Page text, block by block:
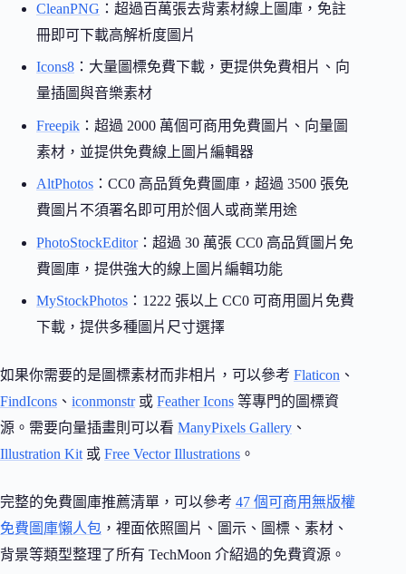
CleanPNG ：超過百萬張去背素材線上圖庫，免註
冊即可下載高解析度圖片
Icons8 ：大量圖標免費下載，更提供免費相片、向
量插圖與音樂素材
Freepik ：超過 2000 萬個可商用免費圖片、向量圖
素材，並提供免費線上圖片編輯器
AltPhotos ：CC0 高品質免費圖庫，超過 3500 張免
費圖片不須署名即可用於個人或商業用途
PhotoStockEditor：超過 30 萬張 CC0 高品質圖片免
費圖庫，提供強大的線上圖片編輯功能
MyStockPhotos ：1222 張以上 CC0 可商用圖片免費
下載，提供多種圖片尺寸選擇
如果你需要的是圖標素材而非相片，可以參考 Flaticon 、
FindIcons 、 iconmonstr或 Feather Icons 等專門的圖標資
源。需要向量插畫則可以看 ManyPixels Gallery 、
Illustration Kit 或 Free Vector Illustrations 。
完整的免費圖庫推薦清單，可以參考 47 個可商用無版權
免費圖庫懶人包 ，裡面依照圖片、圖示、圖標、素材、
背景等類型整理了所有 TechMoon 介紹過的免費資源。